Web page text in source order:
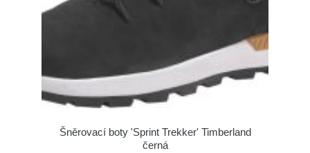
Šněrovací boty 'Sprint Trekker' Timberland
černá